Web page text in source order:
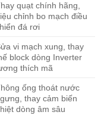
quạt chính hãng,
chỉnh bo mạch điều
đá rơi
vi mạch xung, thay
block dòng Inverter
thích mã
ống thoát nước
thay cảm biến
dòng âm sâu